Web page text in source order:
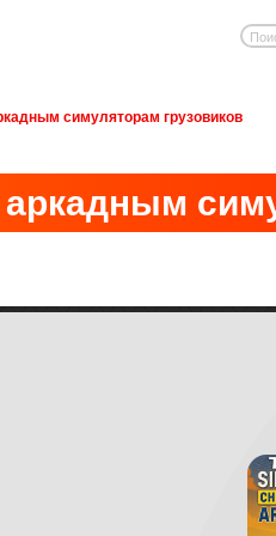
симуляторам грузовиков